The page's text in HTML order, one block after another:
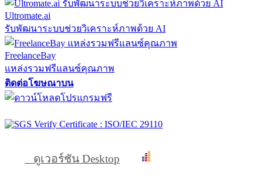
Ultromate.ai
รับพัฒนาระบบช่วยวิเคราะห์ภาพด้วย AI
FreelanceBay
แหล่งรวมฟรีแลนซ์คุณภาพ
ติดต่อโฆษณาบน
ดูเวอร์ชัน Desktop